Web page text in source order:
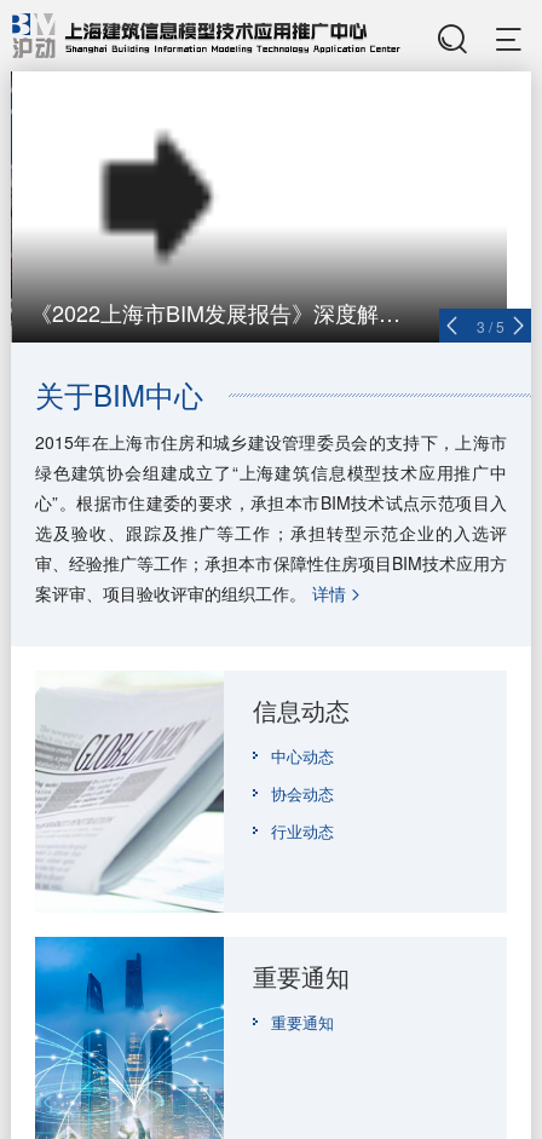
《2022上海市BIM发展报告》深度解读（八）：上海市BIM交付审查应用 3 /5
关于BIM中心
2015年在上海市住房和城乡建设管理委员会的支持下，上海市
绿色建筑协会组建成立了“上海建筑信息模型技术应用推广中
心”。根据市住建委的要求，承担本市BIM技术试点示范项目入
选及验收、跟踪及推广等工作；承担转型示范企业的入选评
审、经验推广等工作；承担本市保障性住房项目BIM技术应用方
案评审、项目验收评审的组织工作。
详情
信息动态
中心动态
协会动态
行业动态
重要通知
重要通知